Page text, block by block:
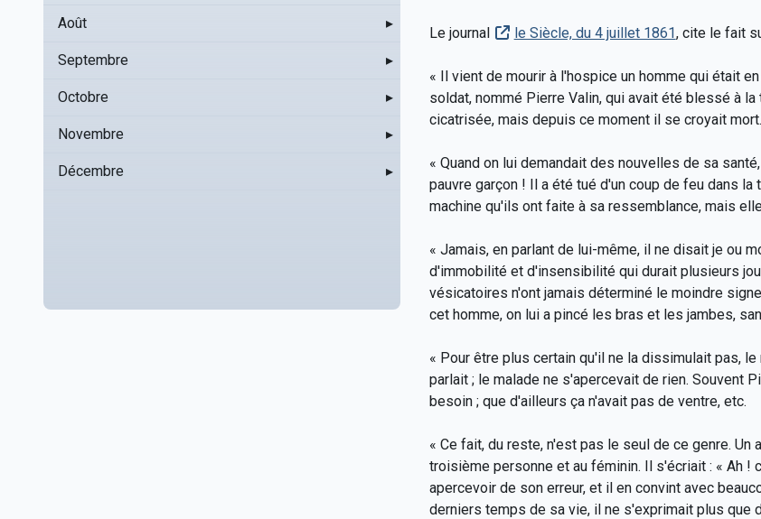
Août ▸
Septembre ▸
Octobre ▸
Novembre ▸
Décembre ▸
Le journal le Siècle, du 4 juillet 1861, cite le fait
« Il vient de mourir à l'hospice un homme qui était
soldat, nommé Pierre Valin, qui avait été blessé à
cicatrisée, mais depuis ce moment il se croyait mort.
« Quand on lui demandait des nouvelles de sa
pauvre garçon ! Il a été tué d'un coup de feu dans
machine qu'ils ont faite à sa ressemblance, mais
« Jamais, en parlant de lui-même, il ne disait je ou
d'immobilité et d'insensibilité qui durait plusieurs
vésicatoires n'ont jamais déterminé le moindre
cet homme, on lui a pincé les bras et les jambes,
« Pour être plus certain qu'il ne la dissimulait pas,
parlait ; le malade ne s'apercevait de rien. Souvent
besoin ; que d'ailleurs ça n'avait pas de ventre, etc.
« Ce fait, du reste, n'est pas le seul de ce genre.
troisième personne et au féminin. Il s'écriait : « Ah
apercevoir de son erreur, et il en convint avec
derniers temps de sa vie, il ne s'exprimait plus que